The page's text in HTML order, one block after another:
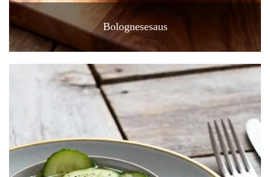
Bolognesesaus